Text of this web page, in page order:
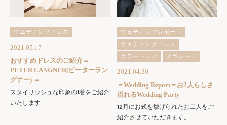
ウエディングドレス
2021.05.17
おすすめドレスのご紹介＝
PETER LANGNER(ピーターラン
グナー) ＝
スタイリッシュな印象の1着をご紹介
いたします
ウェディングレポート
ウエディングドレス
カラードレス
タキシード
2021.04.30
＝Wedding Report＝お2人らしさ
溢れるWedding Party
12月にお式を挙げられたお二人をご
紹介させていただきます。